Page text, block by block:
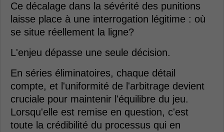
Ce décalage dans la sévérité des punitions
laisse place à une interrogation légitime : où
se situe réellement la ligne?
L'enjeu dépasse une seule décision.
En séries éliminatoires, chaque détail
compte, et l'uniformité de l'arbitrage devient
cruciale pour maintenir l'équilibre du jeu.
Lorsqu'elle est remise en question, c'est
toute la crédibilité du processus qui en